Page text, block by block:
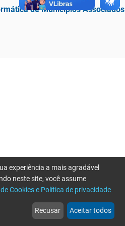
de Municípios Associados
web
Notícias
more_horiz
Mais
experiência a mais agradável
neste site, você assume
Cookies e Política de privacidade
Recusar Aceitar todos
favor tente novamente